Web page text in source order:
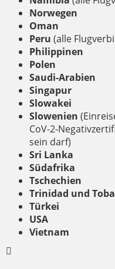
Norwegen
Oman
Peru (alle
Philippinen
Polen
Saudi-Arabien
Singapur
Slowakei
Slowenien
CoV-2-
sein darf)
Sri Lanka
Südafrika
Tschechien
Trinidad und
Türkei
USA
Vietnam